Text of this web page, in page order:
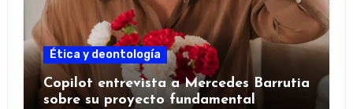
Ética y deontología
Copilot entrevista a Mercedes Barrutia
sobre su proyecto fundamental